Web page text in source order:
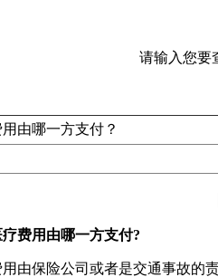
请输入您要
由哪一方支付？
费用由哪一方支付?
由保险公司或者是交通事故